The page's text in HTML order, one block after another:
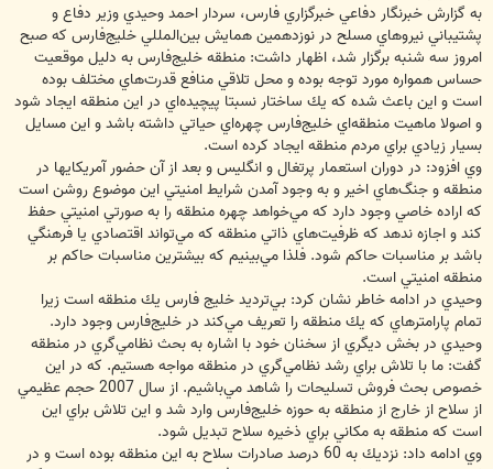
به گزارش خبرنگار دفاعي خبرگزاري فارس، سردار احمد وحيدي وزير دفاع و
پشتيباني نيروهاي مسلح در نوزدهمين همايش بين‌المللي خليج‌فارس كه صبح
امروز سه شنبه برگزار شد، اظهار داشت: منطقه خليج‌فارس به دليل موقعيت
حساس همواره مورد توجه بوده و محل تلاقي منافع قدرت‌هاي مختلف بوده
است و اين باعث شده كه يك ساختار نسبتا پيچيده‌اي در اين منطقه ايجاد شود
و اصولا ماهيت منطقه‌اي خليج‌فارس چهره‌اي حياتي داشته باشد و اين مسايل
بسيار زيادي براي مردم منطقه ايجاد كرده است.
وي افزود: در دوران استعمار پرتغال و انگليس و بعد از آن حضور آمريكايها در
منطقه و جنگ‌هاي اخير و به وجود آمدن شرايط امنيتي اين موضوع روشن است
كه اراده خاصي وجود دارد كه مي‌خواهد چهره منطقه را به صورتي امنيتي حفظ
كند و اجازه ندهد كه ظرفيت‌هاي ذاتي منطقه كه مي‌تواند اقتصادي يا فرهنگي
باشد بر مناسبات حاكم شود. فلذا مي‌بينيم كه بيشترين مناسبات حاكم بر
منطقه امنيتي است.
وحيدي در ادامه خاطر نشان كرد: بي‌ترديد خليج فارس يك منطقه است زيرا
تمام پارامترهاي كه يك منطقه را تعريف مي‌كند در خليج‌فارس وجود دارد.
وحيدي در بخش ديگري از سخنان خود با اشاره به بحث نظامي‌گري در منطقه
گفت: ما با تلاش براي رشد نظامي‌گري در منطقه مواجه هستيم. كه در اين
خصوص بحث فروش تسليحات را شاهد مي‌باشيم. از سال 2007 حجم عظيمي
از سلاح از خارج از منطقه به حوزه خليج‌فارس وارد شد و اين تلاش براي اين
است كه منطقه به مكاني براي ذخيره سلاح تبديل شود.
وي ادامه داد: نزديك به 60 درصد صادرات سلاح به اين منطقه بوده است و در